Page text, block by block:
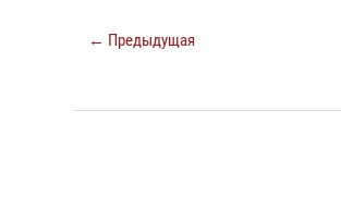
← Предыдущая